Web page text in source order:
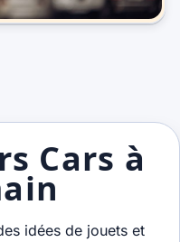
Cars à
idées de jouets et